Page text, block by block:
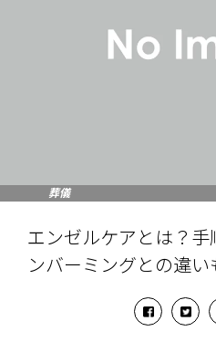
葬儀
エンゼルケアとは？
ンバーミングとの違い